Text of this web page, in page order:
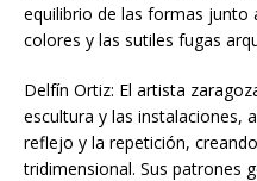
equilibrio de las formas junto
colores y las sutiles fugas
Delfín Ortiz: El artista
escultura y las instalaciones,
reflejo y la repetición,
tridimensional. Sus patrones